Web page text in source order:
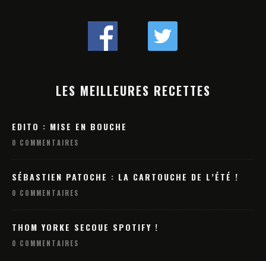
LES MEILLEURES RECETTES
EDITO : MISE EN BOUCHE
0 COMMENTAIRES
SÉBASTIEN PATOCHE : LA CARTOUCHE DE L’ÉTÉ !
0 COMMENTAIRES
THOM YORKE SECOUE SPOTIFY !
0 COMMENTAIRES